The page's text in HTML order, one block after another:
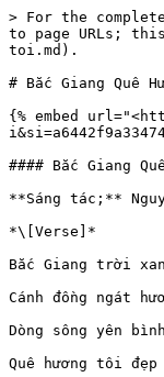
> For the
to page URLs;
toi.md).
# Bắc Giang Quê
{% embed
#### Bắc Giang
**Sáng tác;**
*\[Verse]*
Bắc Giang trời
Cánh đồng ngát
Dòng sông yên
Quê hương tôi